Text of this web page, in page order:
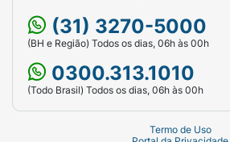
(31) 3270-5000
(BH e Região) Todos os dias, 06h às 00h
0300.313.1010
(Todo Brasil) Todos os dias, 06h às 00h
Termo de Uso